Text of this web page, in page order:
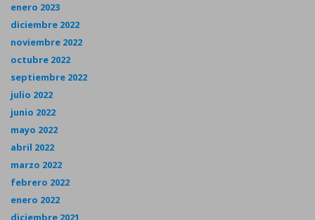
enero 2023
diciembre 2022
noviembre 2022
octubre 2022
septiembre 2022
julio 2022
junio 2022
mayo 2022
abril 2022
marzo 2022
febrero 2022
enero 2022
diciembre 2021